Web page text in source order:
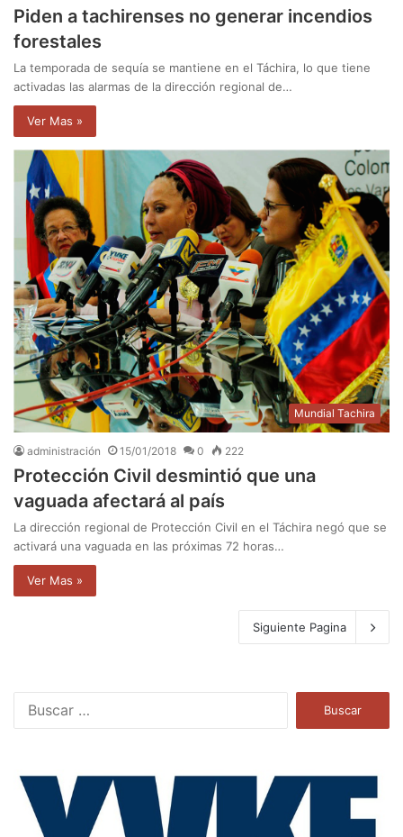
Piden a tachirenses no generar incendios
forestales
La temporada de sequía se mantiene en el Táchira, lo que tiene
activadas las alarmas de la dirección regional de…
Ver Mas »
Mundial Tachira
administración 15/01/2018 0 222
Protección Civil desmintió que una
vaguada afectará al país
La dirección regional de Protección Civil en el Táchira negó que se
activará una vaguada en las próximas 72 horas…
Ver Mas »
Siguiente Pagina
a